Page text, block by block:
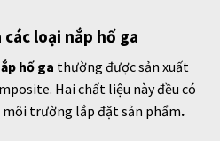
loại nắp hố ga
hố ga thường được sản xuất
Hai chất liệu này đều có
trường lắp đặt sản phẩm.